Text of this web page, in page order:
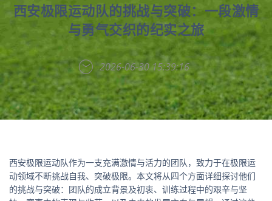
西安极限运动队的挑战与突破：一段激情
与勇气交织的纪实之旅
2026-06-30 15:39:16
西安极限运动队作为一支充满激情与活力的团队，致力于在极限运
动领域不断挑战自我、突破极限。本文将从四个方面详细探讨他们
的挑战与突破：团队的成立背景及初衷、训练过程中的艰辛与坚